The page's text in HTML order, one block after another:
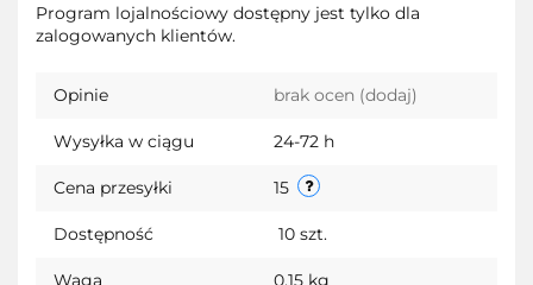
Program lojalnościowy dostępny jest tylko dla
zalogowanych klientów.
Opinie brak ocen (dodaj)
Wysyłka w ciągu 24-72 h
Cena przesyłki 15
Dostępność 10 szt.
Waga 0.15 kg